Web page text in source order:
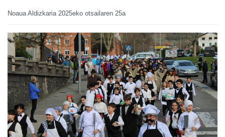
Noaua Aldizkaria 2025eko otsailaren 25a